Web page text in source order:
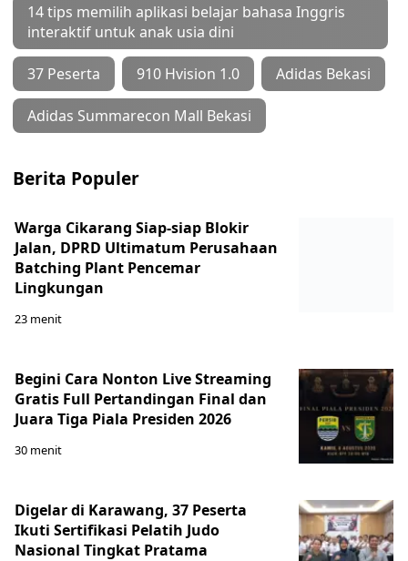
14 tips memilih aplikasi belajar bahasa Inggris
interaktif untuk anak usia dini
37 Peserta 910 Hvision 1.0 Adidas Bekasi
Adidas Summarecon Mall Bekasi
Berita Populer
Warga Cikarang Siap-siap Blokir
Jalan, DPRD Ultimatum Perusahaan
Batching Plant Pencemar
Lingkungan
23 menit
Begini Cara Nonton Live Streaming
Gratis Full Pertandingan Final dan
Juara Tiga Piala Presiden 2026
30 menit
Digelar di Karawang, 37 Peserta
Ikuti Sertifikasi Pelatih Judo
Nasional Tingkat Pratama